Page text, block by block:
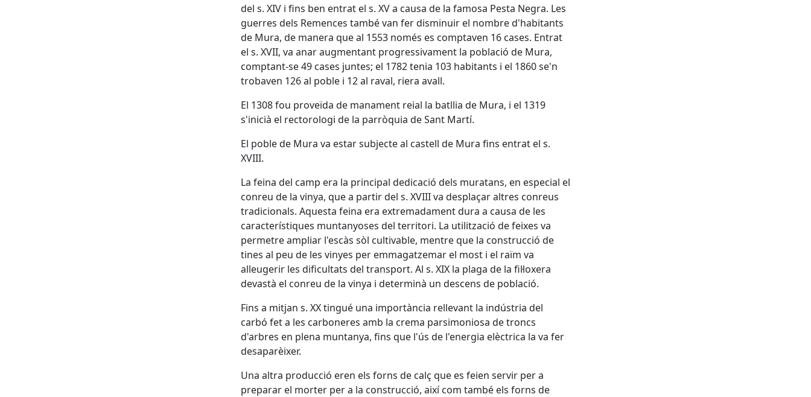
del s. XIV i fins ben entrat el s. XV a causa de la famosa Pesta Negra. Les
guerres dels Remences també van fer disminuir el nombre d'habitants
de Mura, de manera que al 1553 només es comptaven 16 cases. Entrat
el s. XVII, va anar augmentant progressivament la població de Mura,
comptant-se 49 cases juntes; el 1782 tenia 103 habitants i el 1860 se'n
trobaven 126 al poble i 12 al raval, riera avall.
El 1308 fou proveïda de manament reial la batllia de Mura, i el 1319
s'inicià el rectorologi de la parròquia de Sant Martí.
El poble de Mura va estar subjecte al castell de Mura fins entrat el s.
XVIII.
La feina del camp era la principal dedicació dels muratans, en especial el
conreu de la vinya, que a partir del s. XVIII va desplaçar altres conreus
tradicionals. Aquesta feina era extremadament dura a causa de les
característiques muntanyoses del territori. La utilització de feixes va
permetre ampliar l'escàs sòl cultivable, mentre que la construcció de
tines al peu de les vinyes per emmagatzemar el most i el raïm va
alleugerir les dificultats del transport. Al s. XIX la plaga de la fil·loxera
devastà el conreu de la vinya i determinà un descens de població.
Fins a mitjan s. XX tingué una importància rellevant la indústria del
carbó fet a les carboneres amb la crema parsimoniosa de troncs
d'arbres en plena muntanya, fins que l'ús de l'energia elèctrica la va fer
desaparèixer.
Una altra producció eren els forns de calç que es feien servir per a
preparar el morter per a la construcció, així com també els forns de